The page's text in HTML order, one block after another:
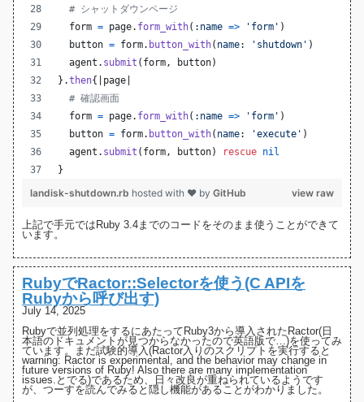
# シャットダウンページ
form = page. form_with( :name => 'form' )
button = form. button_with( name: 'shutdown' )
agent . submit ( form , button)
} .then{ page
# 確認画面
form = page. form_with( :name => 'form' )
button = form. button_with( name: 'execute' )
agent . submit ( form , button) rescue nil
}
view raw
landisk-shutdown.rb hosted with ❤ by GitHub
上記で手元ではRuby 3.4までのコードをそのまま使うことができて
います。
RubyでRactor::Selectorを使う(C APIを
Rubyから呼び出す)
July 14, 2025
Rubyで並列処理をするにあたってRuby3から導入された Ractor(日
本語のドキュメントが見つからなかったので英語版で…)を使ってみ
ています。まだ試験的導入(Ractor入りのスクリプトを実行すると
warning: Ractor is experimental, and the behavior may change in
future versions of Ruby! Also there are many implementation
issues.とでる)であるため、日々改良が重ねられているようです
が、つーすを読んでみると隠し機能があることがわかりました。